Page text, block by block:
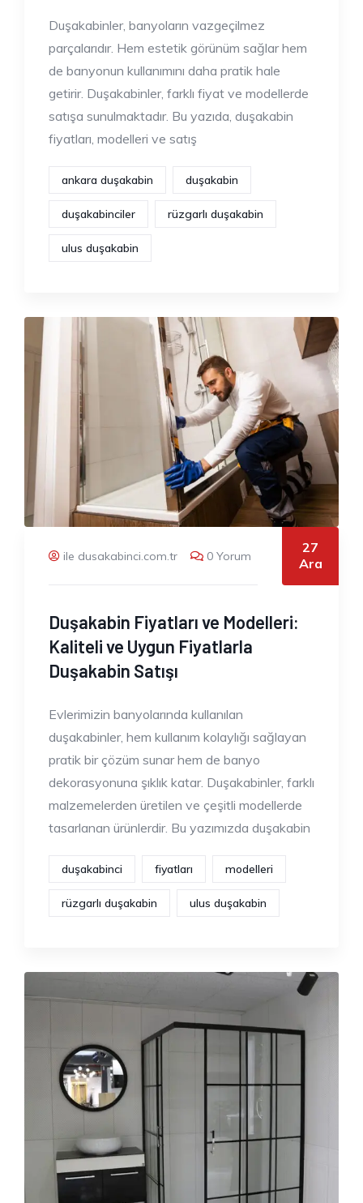
Duşakabinler, banyoların vazgeçilmez
parçalarıdır. Hem estetik görünüm sağlar hem
de banyonun kullanımını daha pratik hale
getirir. Duşakabinler, farklı fiyat ve modellerde
satışa sunulmaktadır. Bu yazıda, duşakabin
fiyatları, modelleri ve satış
ankara duşakabin duşakabin
duşakabinciler rüzgarlı duşakabin
ulus duşakabin
ile dusakabinci.com.tr 0 Yorum
27
Ara
Duşakabin Fiyatları ve Modelleri:
Kaliteli ve Uygun Fiyatlarla
Duşakabin Satışı
Evlerimizin banyolarında kullanılan
duşakabinler, hem kullanım kolaylığı sağlayan
pratik bir çözüm sunar hem de banyo
dekorasyonuna şıklık katar. Duşakabinler, farklı
malzemelerden üretilen ve çeşitli modellerde
tasarlanan ürünlerdir. Bu yazımızda duşakabin
duşakabinci fiyatları modelleri
rüzgarlı duşakabin ulus duşakabin